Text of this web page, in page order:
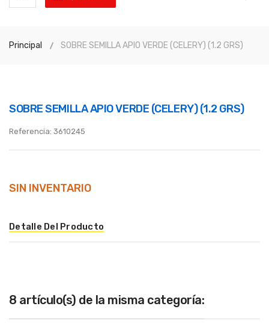
Principal SOBRE SEMILLA APIO VERDE (CELERY) (1.2 GRS)
SOBRE SEMILLA APIO VERDE (CELERY) (1.2 GRS)
Referencia: 3610245
SIN INVENTARIO
Detalle Del Producto
8 artículo(s) de la misma categoría: